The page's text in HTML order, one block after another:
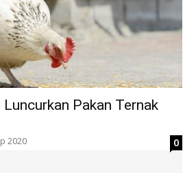
Pakan Ternak
2020 0